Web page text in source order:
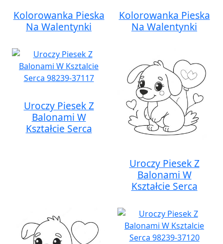
Kolorowanka Pieska
Na Walentynki
Kolorowanka Pieska
Na Walentynki
Uroczy Piesek Z
Balonami W
Kształcie Serca
Uroczy Piesek Z
Balonami W
Kształcie Serca